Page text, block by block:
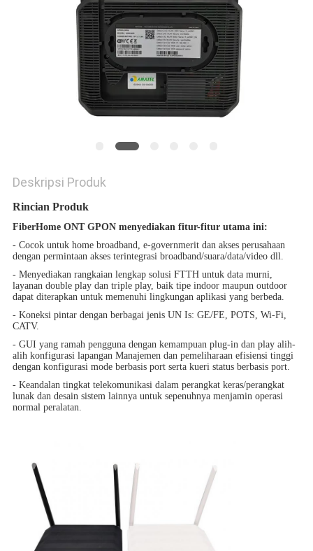
Deskripsi Produk
Rincian Produk
FiberHome ONT GPON menyediakan fitur-fitur utama ini:
- Cocok untuk home broadband, e-governmerit dan akses perusahaan
dengan permintaan akses terintegrasi broadband/suara/data/video dll.
- Menyediakan rangkaian lengkap solusi FTTH untuk data murni,
layanan double play dan triple play, baik tipe indoor maupun outdoor
dapat diterapkan untuk memenuhi lingkungan aplikasi yang berbeda.
- Koneksi pintar dengan berbagai jenis UN Is: GE/FE, POTS, Wi-Fi,
CATV.
- GUI yang ramah pengguna dengan kemampuan plug-in dan play alih-
alih konfigurasi lapangan Manajemen dan pemeliharaan efisiensi tinggi
dengan konfigurasi mode berbasis port serta kueri status berbasis port.
- Keandalan tingkat telekomunikasi dalam perangkat keras/perangkat
lunak dan desain sistem lainnya untuk sepenuhnya menjamin operasi
normal peralatan.